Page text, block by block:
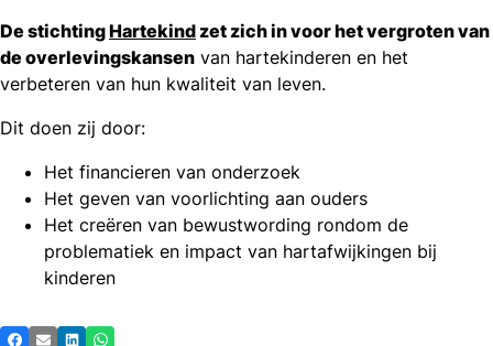
De stichtingHartekind zet zich in voor het vergroten van
de overlevingskansen van hartekinderen en het
verbeteren van hun kwaliteit van leven.
Dit doen zij door:
Het financieren van onderzoek
Het geven van voorlichting aan ouders
Het creëren van bewustwording rondom de
problematiek en impact van hartafwijkingen bij
kinderen
Deel